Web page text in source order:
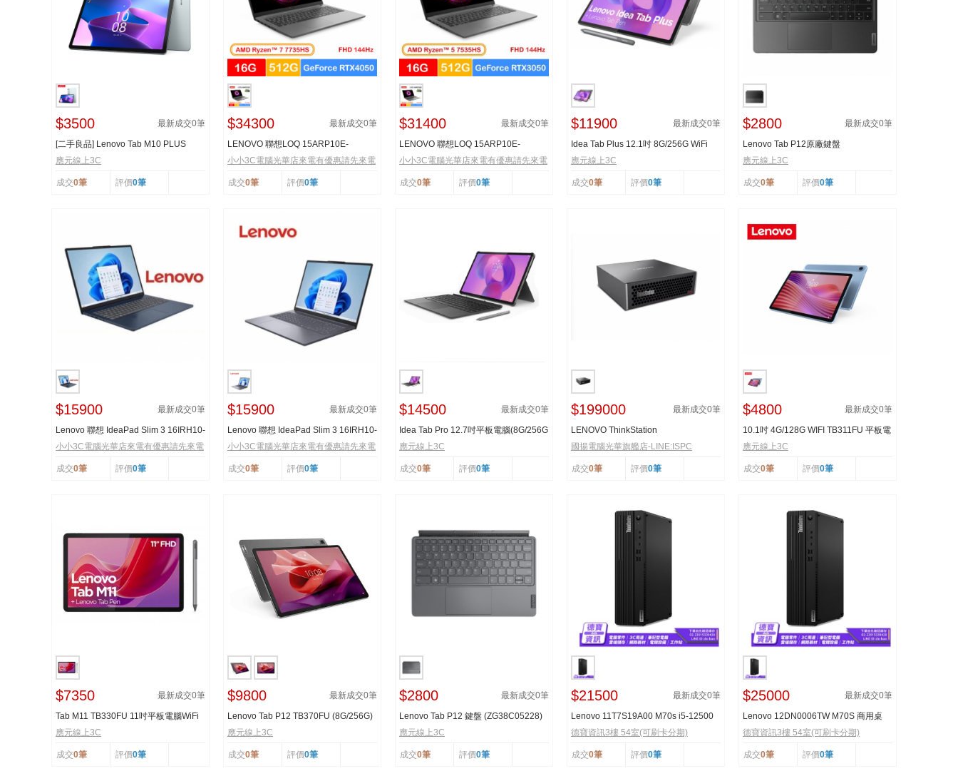
$3500 最新成交0筆
[二手良品] Lenovo Tab M10 PLUS
TB125FU 10.6吋 ...
應元線上3C
成交0筆 評價0筆
$34300 最新成交0筆
LENOVO 聯想LOQ 15ARP10E-
83S000A8TW 15.6吋電競筆...
小小3C電腦光華店來電有優惠請先來電
成交0筆 評價0筆
$31400 最新成交0筆
LENOVO 聯想LOQ 15ARP10E-
83S000A9TW 15.6吋電競筆...
小小3C電腦光華店來電有優惠請先來電
成交0筆 評價0筆
$11900 最新成交0筆
Idea Tab Plus 12.1吋 8G/256G WiFi
TB361FU 平板電...
應元線上3C
成交0筆 評價0筆
$2800 最新成交0筆
Lenovo Tab P12原廠鍵盤
應元線上3C
成交0筆 評價0筆
$15900 最新成交0筆
Lenovo 聯想 IdeaPad Slim 3 16IRH10-
83K20070TW 藍
小小3C電腦光華店來電有優惠請先來電
成交0筆 評價0筆
$15900 最新成交0筆
Lenovo 聯想 IdeaPad Slim 3 16IRH10-
83K2006XTW 灰
小小3C電腦光華店來電有優惠請先來電
成交0筆 評價0筆
$14500 最新成交0筆
Idea Tab Pro 12.7吋平板電腦(8G/256G
鍵盤皮套組)
應元線上3C
成交0筆 評價0筆
$199000 最新成交0筆
LENOVO ThinkStation
PGX(128GB/4TB M.2 2242 PCIe ...
國揚電腦光華旗艦店-LINE:ISPC
成交0筆 評價0筆
$4800 最新成交0筆
10.1吋 4G/128G WIFI TB311FU 平板電
腦 風暴灰 (限...
應元線上3C
成交0筆 評價0筆
$7350 最新成交0筆
Tab M11 TB330FU 11吋平板電腦WiFi
版 (8G/128G) (平...
應元線上3C
成交0筆 評價0筆
$9800 最新成交0筆
Lenovo Tab P12 TB370FU (8G/256G)
12.7吋平板電腦（...
應元線上3C
成交0筆 評價0筆
$2800 最新成交0筆
Lenovo Tab P12 鍵盤 (ZG38C05228)
應元線上3C
成交0筆 評價0筆
$21500 最新成交0筆
Lenovo 11T7S19A00 M70s i5-12500
商用桌機/031524
德寶資訊3樓 54室(可刷卡分期)
成交0筆 評價0筆
$25000 最新成交0筆
Lenovo 12DN0006TW M70S 商用桌
機/031524
德寶資訊3樓 54室(可刷卡分期)
成交0筆 評價0筆